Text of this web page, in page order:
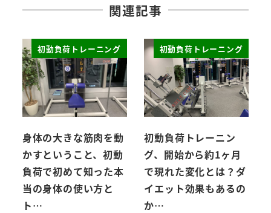
関連記事
初動負荷トレーニング
身体の大きな筋肉を動
かすということ、初動
負荷で初めて知った本
当の身体の使い方と
ト…
初動負荷トレーニング
初動負荷トレーニン
グ、開始から約1ヶ月
で現れた変化とは？ダ
イエット効果もあるの
か…